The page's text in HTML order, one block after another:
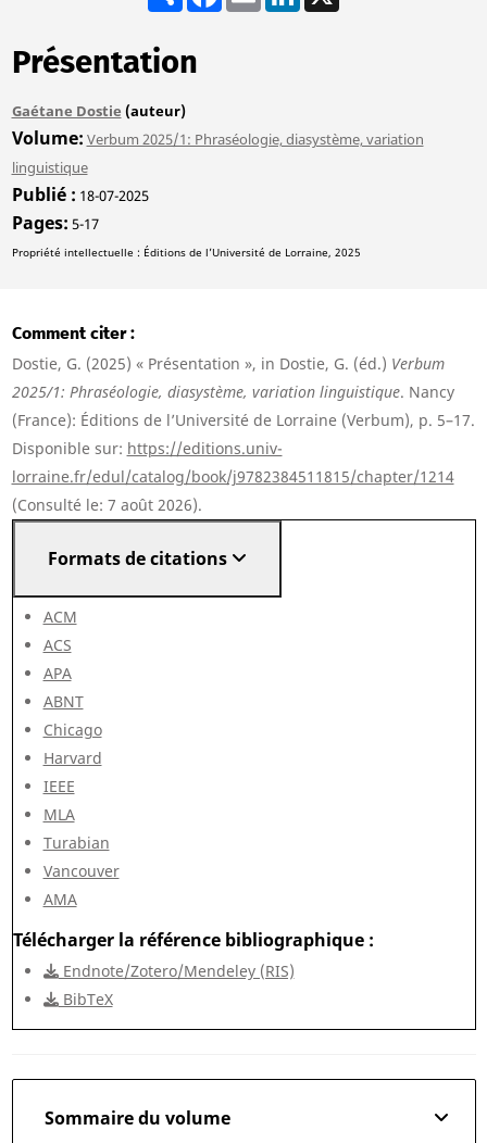
Présentation
Gaétane Dostie (auteur)
Volume Verbum 2025/1: Phraséologie, diasystème, variation
linguistique
Publié 18-07-2025
Pages 5-17
Propriété intellectuelle : Éditions de l’Université de Lorraine, 2025
Comment citer
Dostie, G. (2025) « Présentation », in Dostie, G. (éd.) Verbum
2025/1: Phraséologie, diasystème, variation linguistique. Nancy
(France): Éditions de l’Université de Lorraine (Verbum), p. 5–17.
Disponible sur: https://editions.univ-
lorraine.fr/edul/catalog/book/j9782384511815/chapter/1214
(Consulté le: 7 août 2026).
Formats de citations
ACM
ACS
APA
ABNT
Chicago
Harvard
IEEE
MLA
Turabian
Vancouver
AMA
Télécharger la référence bibliographique
Endnote/Zotero/Mendeley (RIS)
BibTeX
Sommaire du volume